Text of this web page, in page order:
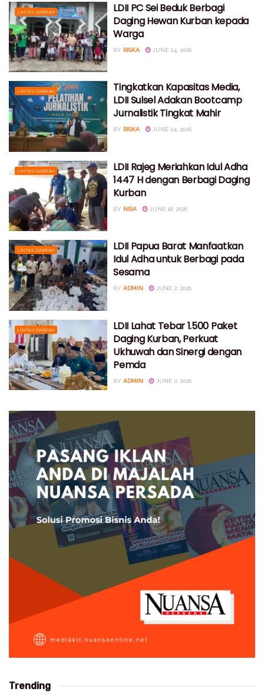
LINTAS DAERAH
LDII PC Sei Beduk Berbagi
Daging Hewan Kurban kepada
Warga
BY RISKA JUNE 24, 2026
LINTAS DAERAH
Tingkatkan Kapasitas Media,
LDII Sulsel Adakan Bootcamp
Jurnalistik Tingkat Mahir
BY RISKA JUNE 24, 2026
LINTAS DAERAH
LDII Rajeg Meriahkan Idul Adha
1447 H dengan Berbagi Daging
Kurban
BY NISA JUNE 18, 2026
LINTAS DAERAH
LDII Papua Barat Manfaatkan
Idul Adha untuk Berbagi pada
Sesama
BY ADMIN JUNE 2, 2026
LINTAS DAERAH
LDII Lahat Tebar 1.500 Paket
Daging Kurban, Perkuat
Ukhuwah dan Sinergi dengan
Pemda
BY ADMIN JUNE 2, 2026
Trending